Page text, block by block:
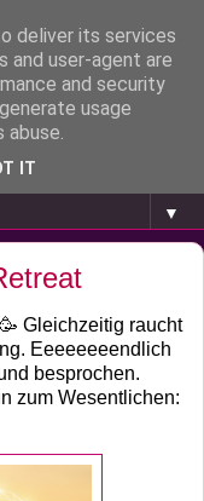
▼
Gleichzeitig raucht
Eeeeeeeendlich
besprochen.
zum Wesentlichen:
deliver its services
and user-agent are
and security
usage
IT